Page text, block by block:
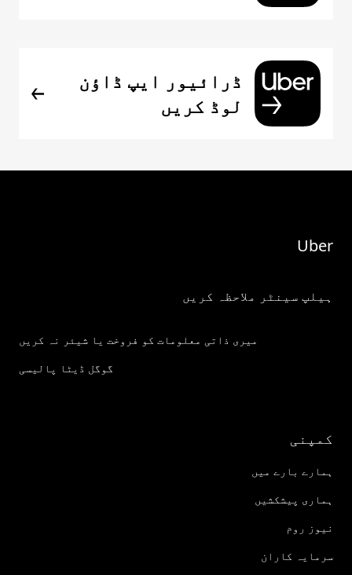
ڈرائیور ایپ ڈاؤن
لوڈ کریں
Uber
ہیلپ سینٹر ملاحظہ کریں
میری ذاتی معلومات کو فروخت یا شیئر نہ کریں
گوگل ڈیٹا پالیسی
کمپنی
ہمارے بارے میں
ہماری پیشکشیں
نیوز روم
سرمایہ کاران